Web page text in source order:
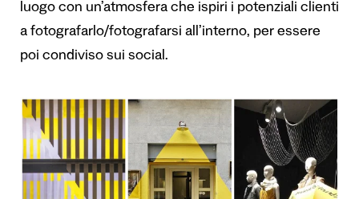
luogo con un’atmosfera che ispiri i potenziali clienti
a fotografarlo/fotografarsi all’interno, per essere
poi condiviso sui social.